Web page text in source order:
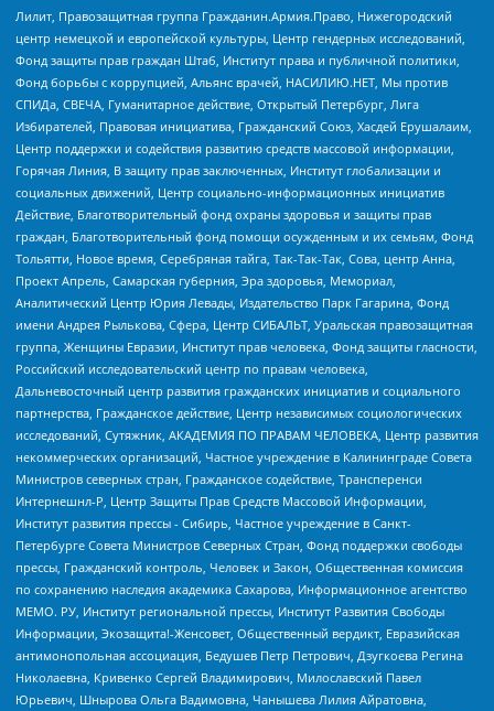
Лилит, Правозащитная группа Гражданин.Армия.Право, Нижегородский
центр немецкой и европейской культуры, Центр гендерных исследований,
Фонд защиты прав граждан Штаб, Институт права и публичной политики,
Фонд борьбы с коррупцией, Альянс врачей, НАСИЛИЮ.НЕТ, Мы против
СПИДа, СВЕЧА, Гуманитарное действие, Открытый Петербург, Лига
Избирателей, Правовая инициатива, Гражданский Союз, Хасдей Ерушалаим,
Центр поддержки и содействия развитию средств массовой информации,
Горячая Линия, В защиту прав заключенных, Институт глобализации и
социальных движений, Центр социально-информационных инициатив
Действие, Благотворительный фонд охраны здоровья и защиты прав
граждан, Благотворительный фонд помощи осужденным и их семьям, Фонд
Тольятти, Новое время, Серебряная тайга, Так-Так-Так, Сова, центр Анна,
Проект Апрель, Самарская губерния, Эра здоровья, Мемориал,
Аналитический Центр Юрия Левады, Издательство Парк Гагарина, Фонд
имени Андрея Рылькова, Сфера, Центр СИБАЛЬТ, Уральская правозащитная
группа, Женщины Евразии, Институт прав человека, Фонд защиты гласности,
Российский исследовательский центр по правам человека,
Дальневосточный центр развития гражданских инициатив и социального
партнерства, Гражданское действие, Центр независимых социологических
исследований, Сутяжник, АКАДЕМИЯ ПО ПРАВАМ ЧЕЛОВЕКА, Центр развития
некоммерческих организаций, Частное учреждение в Калининграде Совета
Министров северных стран, Гражданское содействие, Трансперенси
Интернешнл-Р, Центр Защиты Прав Средств Массовой Информации,
Институт развития прессы - Сибирь, Частное учреждение в Санкт-
Петербурге Совета Министров Северных Стран, Фонд поддержки свободы
прессы, Гражданский контроль, Человек и Закон, Общественная комиссия
по сохранению наследия академика Сахарова, Информационное агентство
МЕМО. РУ, Институт региональной прессы, Институт Развития Свободы
Информации, Экозащита!-Женсовет, Общественный вердикт, Евразийская
антимонопольная ассоциация, Бедушев Петр Петрович, Дзугкоева Регина
Николаевна, Кривенко Сергей Владимирович, Милославский Павел
Юрьевич, Шнырова Ольга Вадимовна, Чанышева Лилия Айратовна,